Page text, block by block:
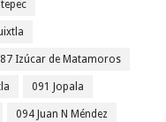
Izúcar de Matamoros
091 Jopala
094 Juan N Méndez